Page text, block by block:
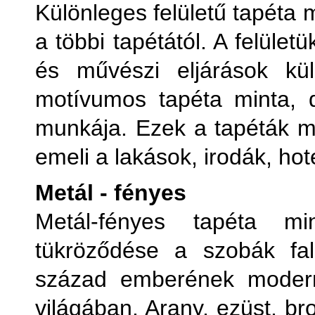
Különleges felületű tapéta
a többi tapétától. A
és művészi eljárások
motívumos tapéta minta,
munkája. Ezek a tapéták
emeli a lakások, irodák,
Metál - fényes
Metál-fényes tapéta
tükröződése a szobák
század emberének
világában. Arany, ezüst,